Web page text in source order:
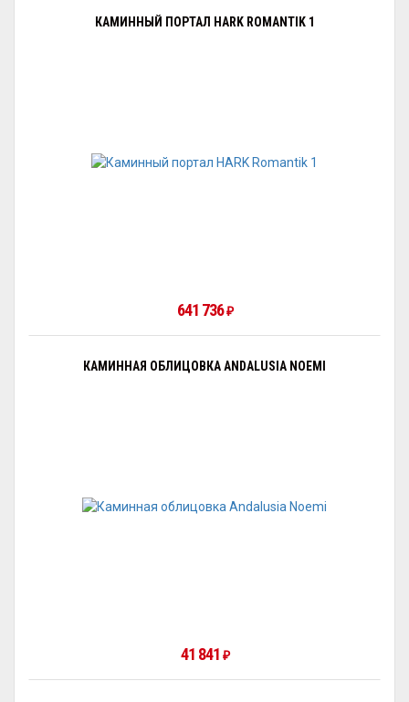
КАМИННЫЙ ПОРТАЛ HARK ROMANTIK 1
641 736₽
КАМИННАЯ ОБЛИЦОВКА ANDALUSIA NOEMI
41 841 ₽